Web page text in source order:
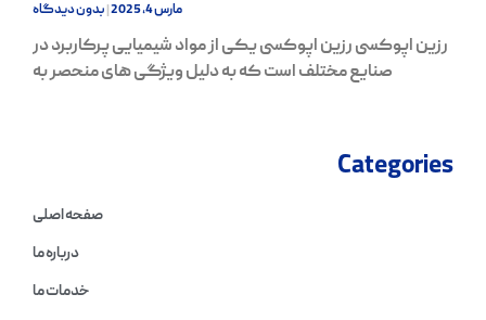
مارس 4, 2025 بدون دیدگاه
رزین اپوکسی رزین اپوکسی یکی از مواد شیمیایی پرکاربرد در
صنایع مختلف است که به دلیل ویژگی‌ های منحصر به
Categories
صفحه اصلی
درباره ما
خدمات ما